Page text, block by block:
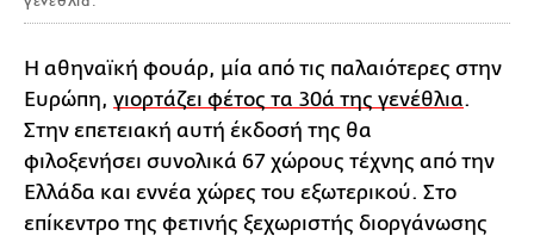
Η αθηναϊκή φουάρ, μία από τις παλαιότερες στην
Ευρώπη, γιορτάζει φέτος τα 30ά της γενέθλια.
Στην επετειακή αυτή έκδοσή της θα
φιλοξενήσει συνολικά 67 χώρους τέχνης από την
Ελλάδα και εννέα χώρες του εξωτερικού. Στο
επίκεντρο της φετινής ξεχωριστής διοργάνωσης